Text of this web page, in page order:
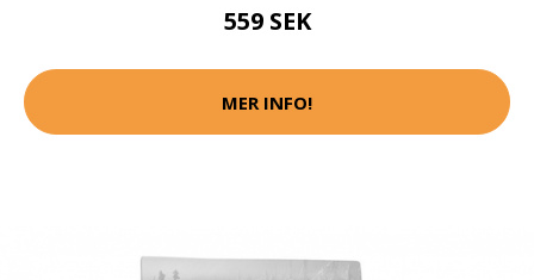
559 SEK
MER INFO!